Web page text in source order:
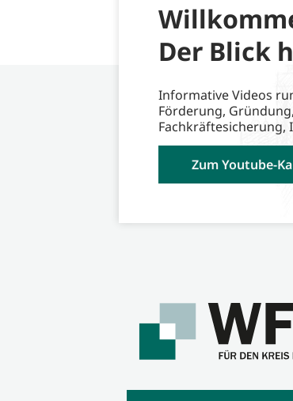
Der Blick
Informative Videos
Förderung,
Fachkräftesicherung,
Zum Youtube-